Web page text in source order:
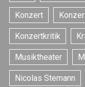
Konzert
Konzertkritik
Musiktheater
Nicolas Stemann